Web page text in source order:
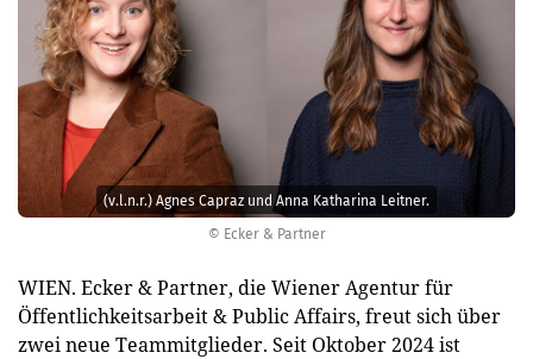
© Ecker & Partner
(v.l.n.r.) Agnes Capraz und Anna Katharina Leitner.
WIEN. Ecker & Partner, die Wiener Agentur für
Öffentlichkeitsarbeit & Public Affairs, freut sich über
zwei neue Teammitglieder. Seit Oktober 2024 ist